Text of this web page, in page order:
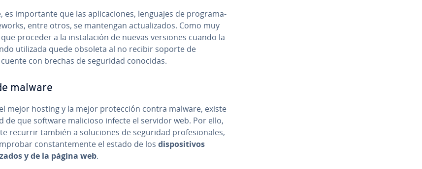
es im­po­r­ta­n­te que las apli­ca­cio­nes, lenguajes de pro­gra­ma­
entre otros, se mantengan ac­tua­li­za­dos. Como muy
proceder a la in­s­ta­la­ción de nuevas versiones cuando la
utilizada quede obsoleta al no recibir soporte de
con brechas de seguridad conocidas.
malware
mejor hosting y la mejor pro­te­c­ción contra malware, existe
de que software malicioso infecte el servidor web. Por ello,
recurrir también a so­lu­cio­nes de seguridad pro­fe­sio­na­les,
co­n­s­ta­n­te­me­n­te el estado de los di­s­po­si­ti­vos
y de la página web.